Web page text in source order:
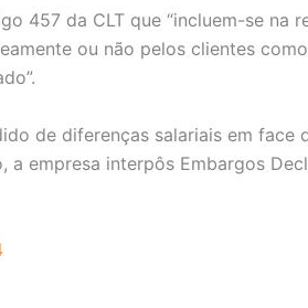
457 da CLT que “incluem-se na
ou não pelos clientes
de diferenças salariais em face
a empresa interpôs Embargos